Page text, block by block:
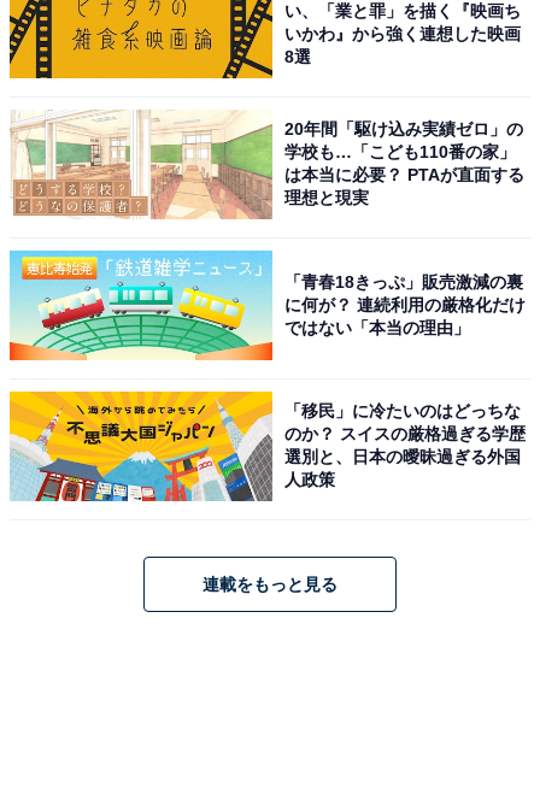
い、「業と罪」を描く『映画ち
いかわ』から強く連想した映画
8選
20年間「駆け込み実績ゼロ」の
学校も…「こども110番の家」
は本当に必要？ PTAが直面する
理想と現実
「青春18きっぷ」販売激減の裏
に何が？ 連続利用の厳格化だけ
ではない「本当の理由」
「移民」に冷たいのはどっちな
のか？ スイスの厳格過ぎる学歴
選別と、日本の曖昧過ぎる外国
人政策
連載をもっと見る